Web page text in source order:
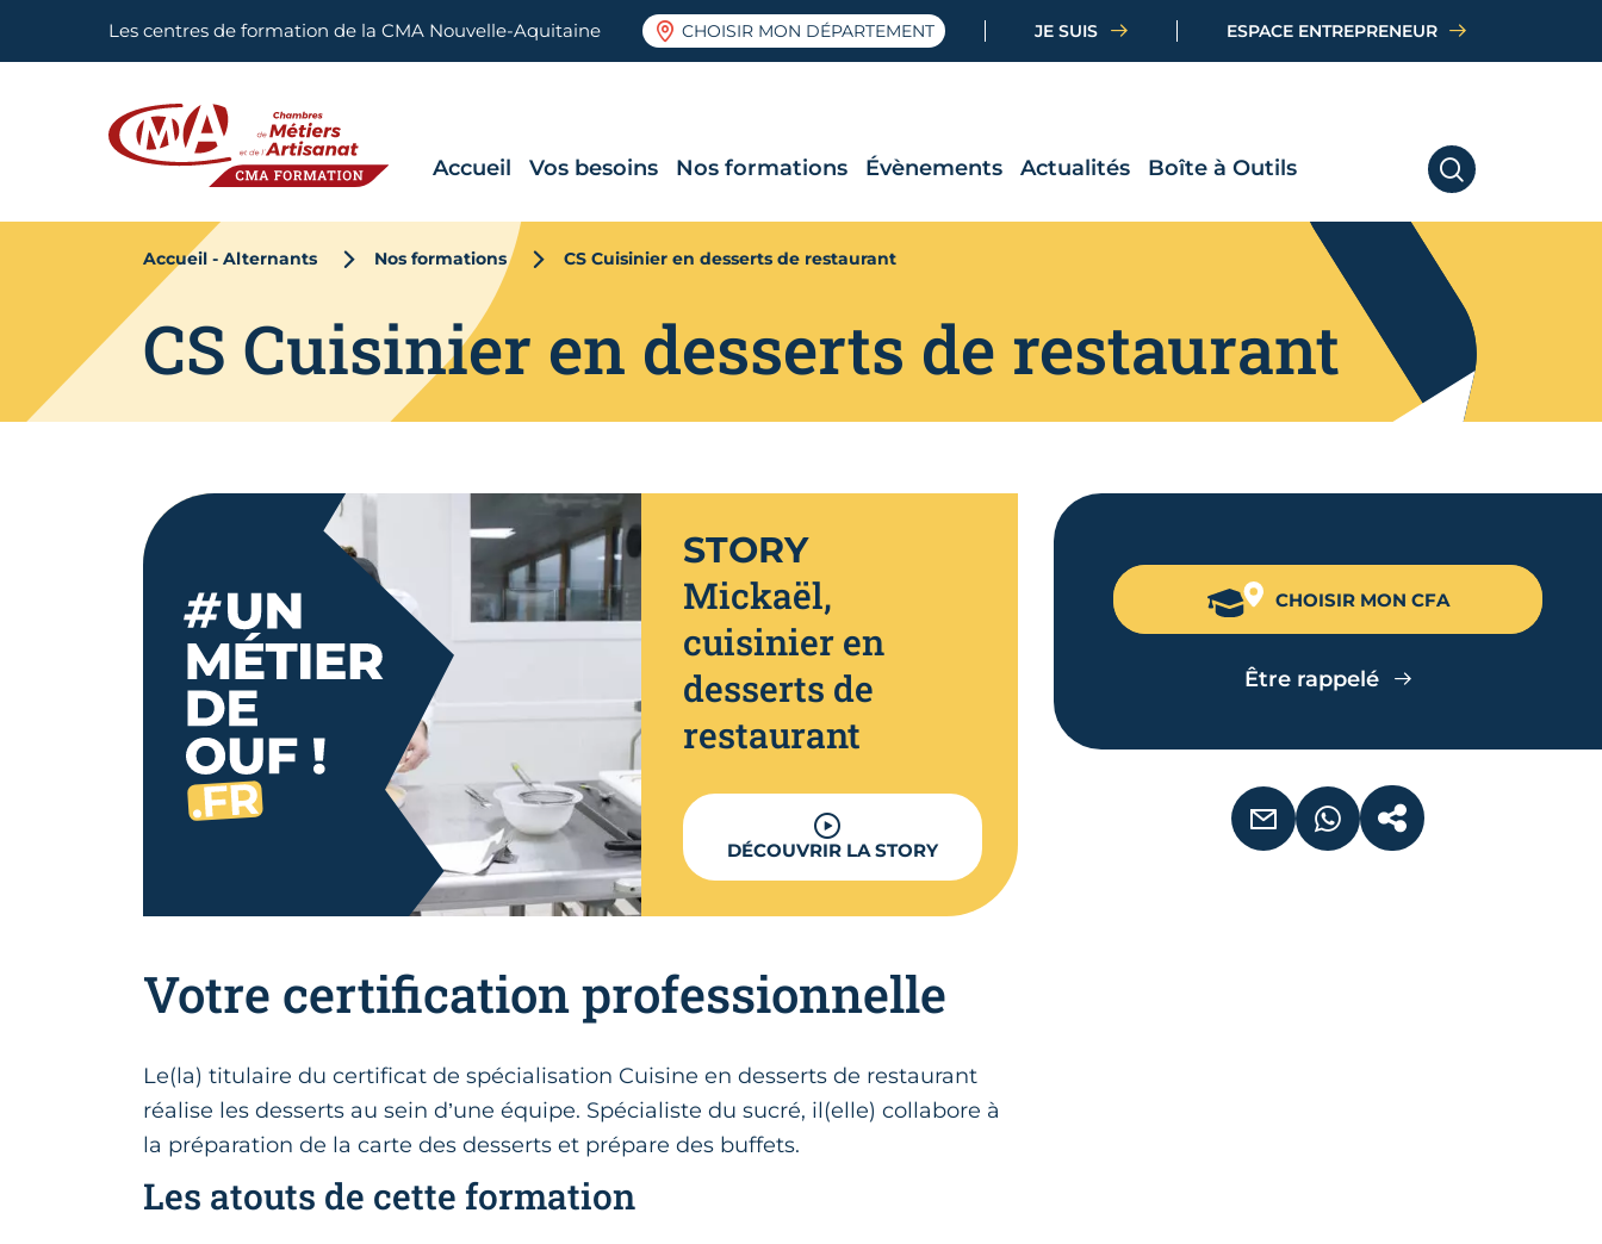
Les centres de formation de la CMA Nouvelle-Aquitaine CHOISIR MON DÉPARTEMENT JE SUIS ESPACE ENTREPRENEUR
RECHERCHER
Accueil Vos besoins Nos formations Évènements Actualités Boîte à Outils
Accueil - Alternants Nos formations CS Cuisinier en desserts de restaurant
CS Cuisinier en desserts de restaurant
CHOISIR MON CFA
Être rappelé
EMAIL WHATSAPPCOPIER LE LIEN
STORY
Mickaël,
cuisinier en
desserts de
restaurant
DÉCOUVRIR LA STORY
Votre certification professionnelle
Le(la) titulaire du certificat de spécialisation Cuisine en desserts de restaurant
réalise les desserts au sein d’une équipe. Spécialiste du sucré, il(elle) collabore à
la préparation de la carte des desserts et prépare des buffets.
Les atouts de cette formation